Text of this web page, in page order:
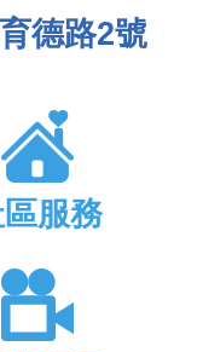
德路2號
服務